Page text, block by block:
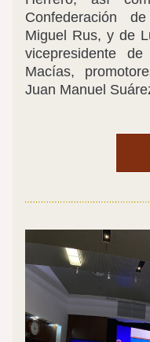
Confederación
Miguel Rus, y de
vicepresidente
Macías,
Juan Manuel